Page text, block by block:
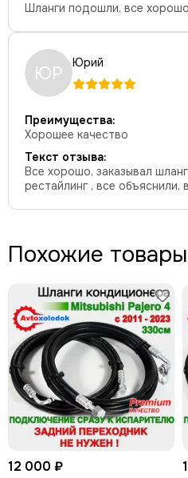
Шланги подошли, все
ЮР Юрий
Преимущества:
Хорошее качество
Текст отзыва:
Все хорошо, заказывал
рестайлинг , все объяснили,
Похожие товары
12 000 ₽